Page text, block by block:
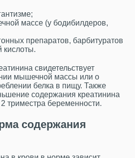
массе (у бодибилдеров,
препаратов, барбитуратов
кислоты.
свидетельствует
мышечной массы или о
белка в пищу. Также
содержания креатинина
триместра беременности.
содержания